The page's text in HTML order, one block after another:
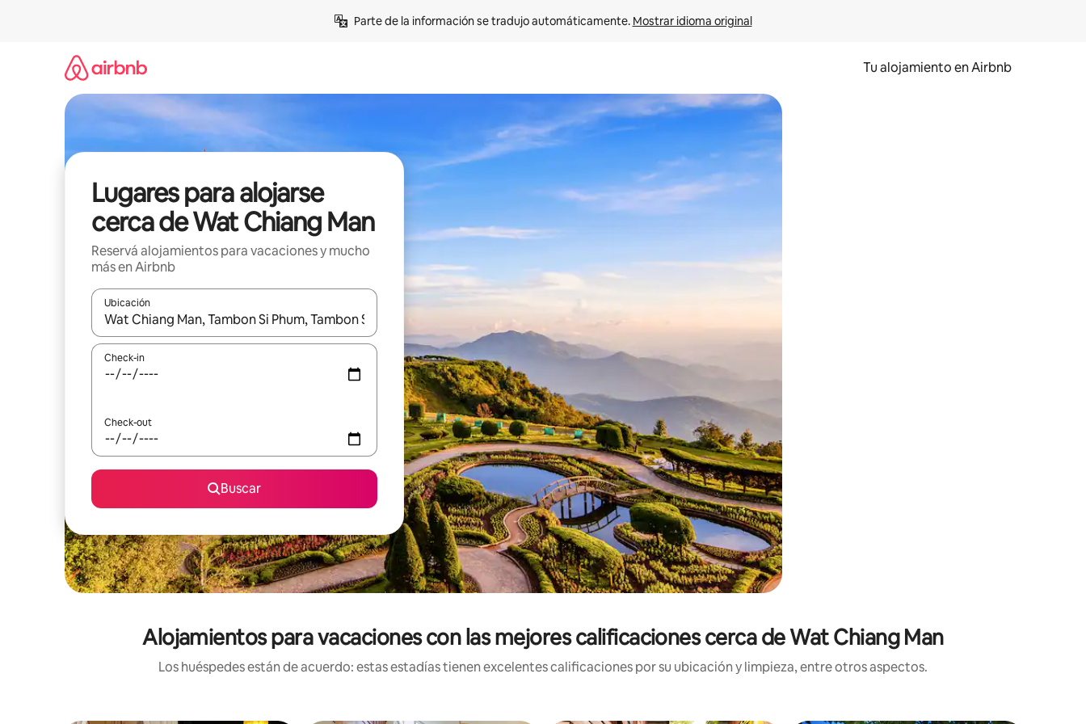
Parte de la información se tradujo automáticamente. Mostrar idioma original
Tu alojamiento en Airbnb
Lugares para alojarse
cerca de Wat Chiang Man
Reservá alojamientos para vacaciones y mucho
más en Airbnb
Ubicación
Cuando los resultados estén disponibles, navegá con las teclas de flecha hacia arriba y hacia abajo o explorá deslizando el dedo.
Check-in
Check-out
Buscar
Alojamientos para vacaciones con las mejores calificaciones cerca de Wat Chiang Man
Los huéspedes están de acuerdo: estas estadías tienen excelentes calificaciones por su ubicación y limpieza, entre otros aspectos.